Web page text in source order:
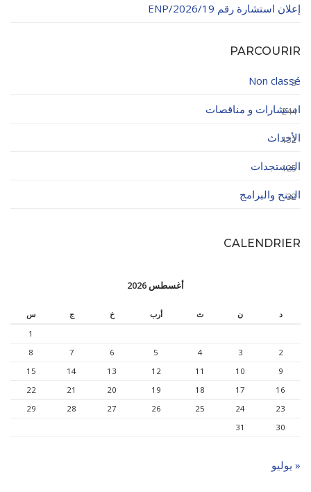
إعلان استشارة رقم 19/ENP/2026
PARCOURIR
Non classé
3
استشارات و مناقصات
244
الأحداث
132
المستجدات
125
المنح والبرامج
32
CALENDRIER
أغسطس 2026
د ن ث أرب خ ج
س
1
2
3
4
5
6
7
8
9
10
11
12
13
14
15
16
17
18
19
20
21
22
23
24
25
26
27
28
29
30
31
« يوليو